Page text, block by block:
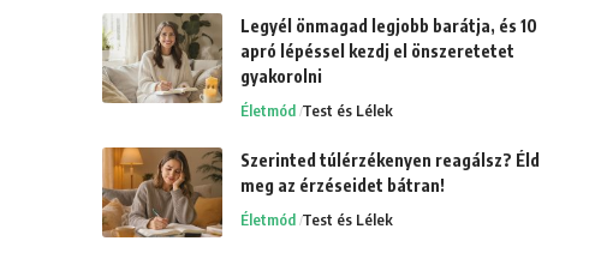
Legyél önmagad legjobb barátja, és 10
apró lépéssel kezdj el önszeretetet
gyakorolni
Életmód Test és Lélek
Szerinted túlérzékenyen reagálsz? Éld
meg az érzéseidet bátran!
Életmód Test és Lélek